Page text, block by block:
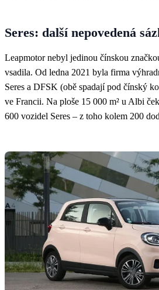
Seres: další nepovedená
Leapmotor nebyl jedinou čínskou
vsadila. Od ledna 2021 byla firma
Seres a DFSK (obě spadají pod čínský
ve Francii. Na ploše 15 000 m² u Albi
600 vozidel Seres – z toho kolem 200